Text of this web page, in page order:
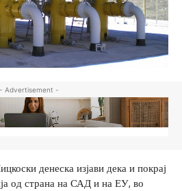
- Advertisement -
денеска изјави дека и покрај
од страна на САД и на ЕУ, во